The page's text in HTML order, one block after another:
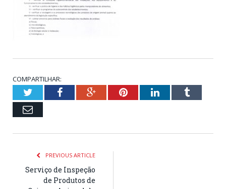
COMPARTILHAR:
TwitterFacebookGoogle+PinterestLinkedInTumblr
Email
PREVIOUS ARTICLE
Serviço de Inspeção
de Produtos de